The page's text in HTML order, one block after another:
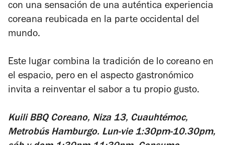
con una sensación de una auténtica experiencia
coreana reubicada en la parte occidental del
mundo.
Este lugar combina la tradición de lo coreano en
el espacio, pero en el aspecto gastronómico
invita a reinventar el sabor a tu propio gusto.
Kuili BBQ Coreano, Niza 13, Cuauhtémoc,
Metrobús Hamburgo. Lun-vie 1:30pm-10.30pm,